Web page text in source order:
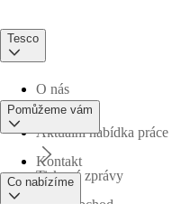
Tesco
O nás
Aktuální nabídka práce
Tiskové zprávy
Pomůžeme vám
Kontakt
Co nabízíme